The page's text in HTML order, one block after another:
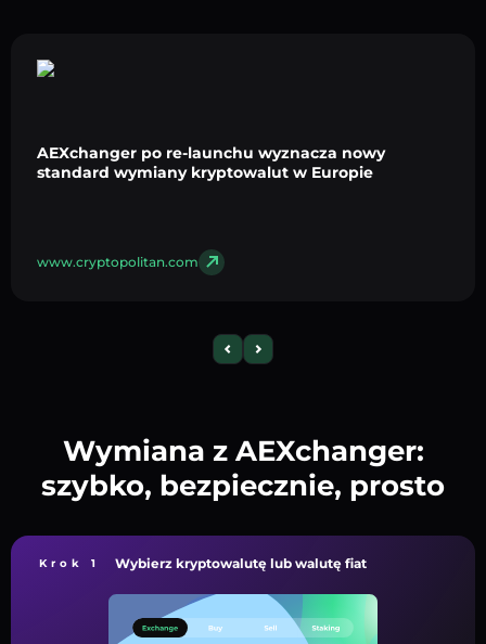
AEXchanger po re-launchu wyznacza nowy
standard wymiany kryptowalut w Europie
www.cryptopolitan.com
Wymiana z AEXchanger:
szybko, bezpiecznie, prosto
Krok 1 Wybierz kryptowalutę lub walutę fiat